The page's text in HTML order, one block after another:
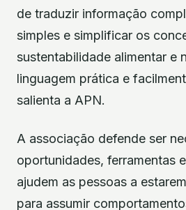
de traduzir informação
simples e simplificar os
sustentabilidade alimentar e
linguagem prática e
salienta a APN.
A associação defende ser
oportunidades, ferramentas
ajudem as pessoas a
para assumir